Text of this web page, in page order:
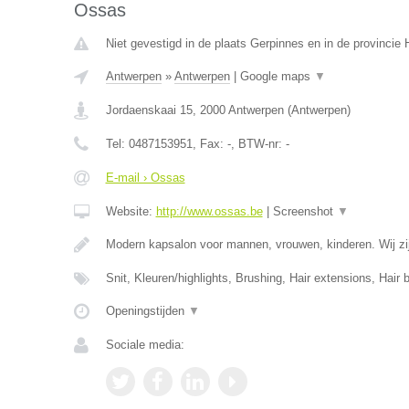
Ossas
Niet gevestigd in de plaats Gerpinnes en in de provincie
Antwerpen» Antwerpen| Google maps ▼
Jordaenskaai 15, 2000 Antwerpen(Antwerpen)
Tel: 0487153951, Fax: -, BTW-nr: -
E-mail › Ossas
Website: http://www.ossas.be| Screenshot ▼
Modern kapsalon voor mannen, vrouwen, kinderen. Wij
Snit, Kleuren/highlights, Brushing, Hair extensions, Hair
Openingstijden ▼
Sociale media: